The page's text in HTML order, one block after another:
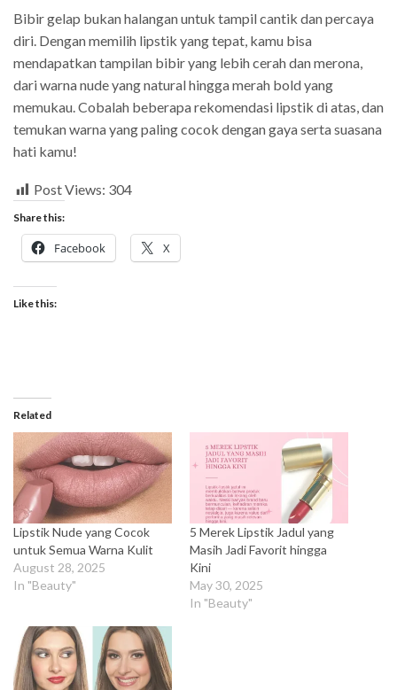
Bibir gelap bukan halangan untuk tampil cantik dan percaya
diri. Dengan memilih lipstik yang tepat, kamu bisa
mendapatkan tampilan bibir yang lebih cerah dan merona,
dari warna nude yang natural hingga merah bold yang
memukau. Cobalah beberapa rekomendasi lipstik di atas, dan
temukan warna yang paling cocok dengan gaya serta suasana
hati kamu!
Post Views: 304
Share this:
Facebook X
Like this:
Related
Lipstik Nude yang Cocok
untuk Semua Warna Kulit
August 28, 2025
In "Beauty"
5 Merek Lipstik Jadul yang
Masih Jadi Favorit hingga
Kini
May 30, 2025
In "Beauty"